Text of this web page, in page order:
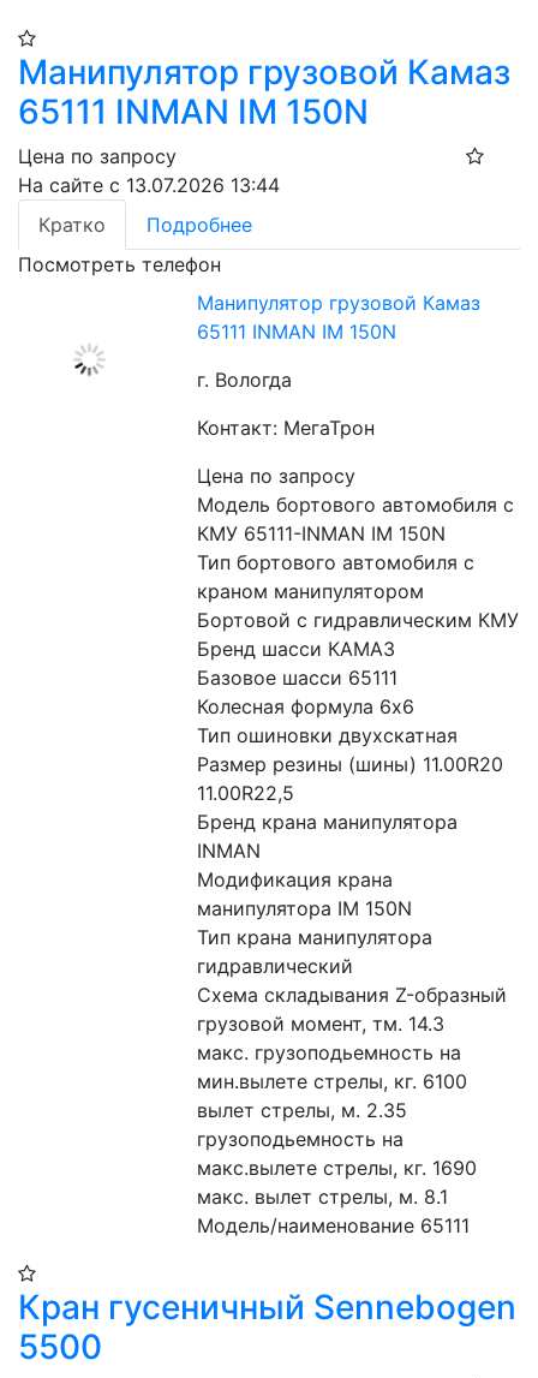
Манипулятор грузовой Камаз
65111 INMAN IM 150N
Цена по запросу
На сайте с 13.07.2026 13:44
Кратко
Подробнее
Посмотреть телефон
Манипулятор грузовой Камаз
65111 INMAN IM 150N
г. Вологда
Контакт: МегаТрон
Цена по запросу
Модель бортового автомобиля с
КМУ 65111-INMAN IM 150N
Тип бортового автомобиля с
краном манипулятором
Бортовой с гидравлическим КМУ
Бренд шасси КАМАЗ
Базовое шасси 65111
Колесная формула 6x6
Тип ошиновки двухскатная
Размер резины (шины) 11.00R20
11.00R22,5
Бренд крана манипулятора
INMAN
Модификация крана
манипулятора IM 150N
Тип крана манипулятора
гидравлический
Схема складывания Z-образный
грузовой момент, тм. 14.3
макс. грузоподьемность на
мин.вылете стрелы, кг. 6100
вылет стрелы, м. 2.35
грузоподьемность на
макс.вылете стрелы, кг. 1690
макс. вылет стрелы, м. 8.1
Модель/наименование 65111
Кран гусеничный Sennebogen
5500